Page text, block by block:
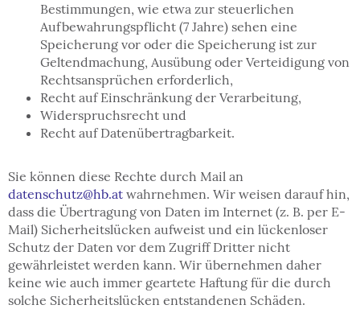
Bestimmungen, wie etwa zur steuerlichen
Aufbewahrungspflicht (7 Jahre) sehen eine
Speicherung vor oder die Speicherung ist zur
Geltendmachung, Ausübung oder Verteidigung von
Rechtsansprüchen erforderlich,
Recht auf Einschränkung der Verarbeitung,
Widerspruchsrecht und
Recht auf Datenübertragbarkeit.
Sie können diese Rechte durch Mail an
datenschutz@hb.at wahrnehmen. Wir weisen darauf hin,
dass die Übertragung von Daten im Internet (z. B. per E-
Mail) Sicherheitslücken aufweist und ein lückenloser
Schutz der Daten vor dem Zugriff Dritter nicht
gewährleistet werden kann. Wir übernehmen daher
keine wie auch immer geartete Haftung für die durch
solche Sicherheitslücken entstandenen Schäden.